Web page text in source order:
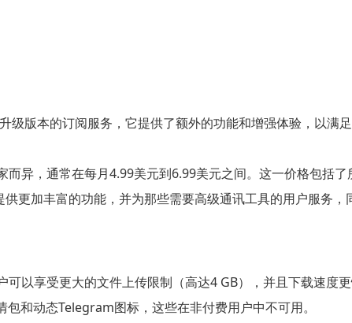
级版本的订阅服务，它提供了额外的功能和增强体验，以满
异，通常在每月4.99美元到6.99美元之间。这一价格包括了
更加丰富的功能，并为那些需要高级通讯工具的用户服务，
以享受更大的文件上传限制（高达4 GB），并且下载速度
和动态Telegram图标，这些在非付费用户中不可用。